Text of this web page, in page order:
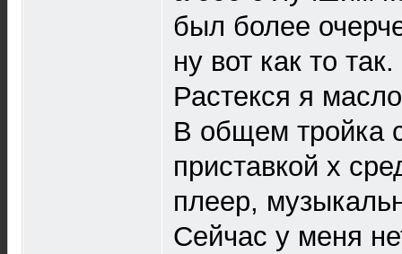
был более
ну вот как то так.
Растекся я
В общем тройка
приставкой х
плеер,
Сейчас у меня